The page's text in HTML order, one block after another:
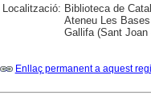
Localització: Biblioteca de
Ateneu Les
Gallifa (Sant
Enllaç permanent a aquest